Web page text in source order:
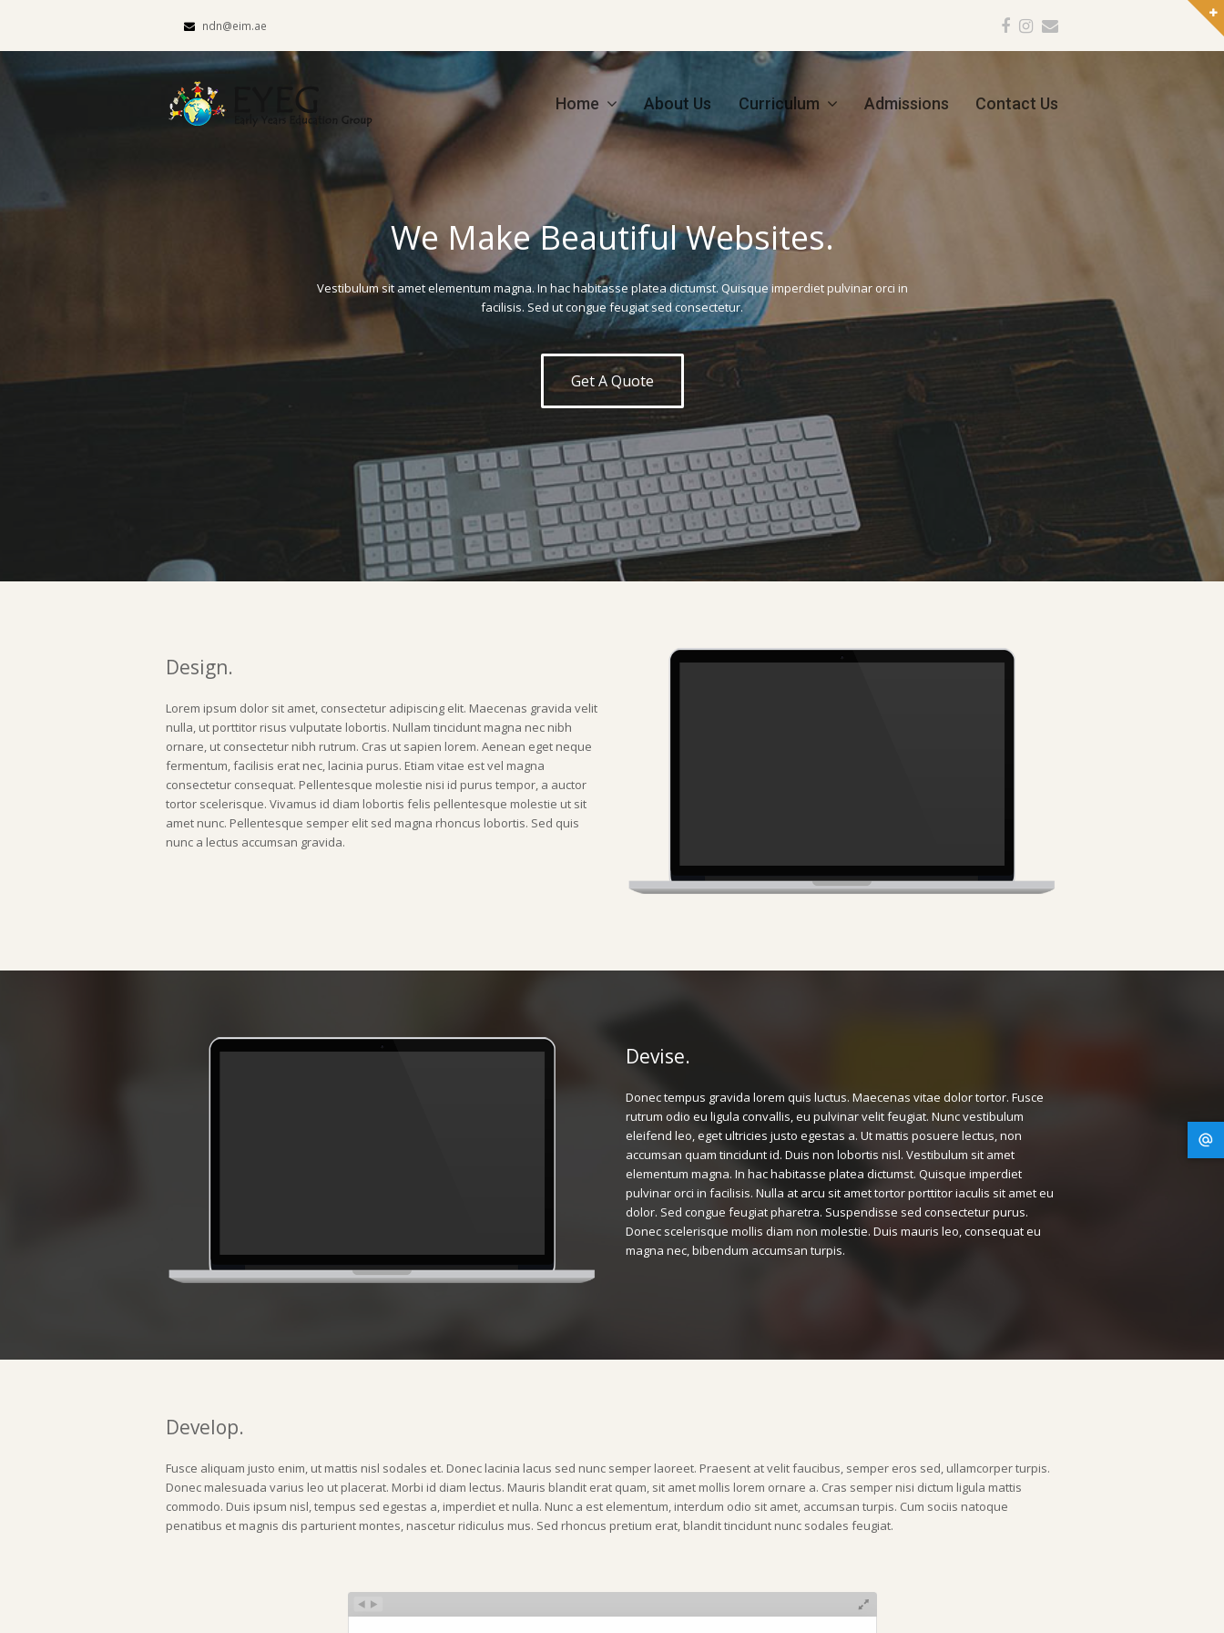
ndn@eim.ae Facebook
Instagram
Email
Home About Us Curriculum Admissions Contact Us
We Make Beautiful Websites.
Vestibulum sit amet elementum magna. In hac habitasse platea dictumst. Quisque imperdiet pulvinar orci in
facilisis. Sed ut congue feugiat sed consectetur.
Get A Quote
Design.
Lorem ipsum dolor sit amet, consectetur adipiscing elit. Maecenas gravida velit
nulla, ut porttitor risus vulputate lobortis. Nullam tincidunt magna nec nibh
ornare, ut consectetur nibh rutrum. Cras ut sapien lorem. Aenean eget neque
fermentum, facilisis erat nec, lacinia purus. Etiam vitae est vel magna
consectetur consequat. Pellentesque molestie nisi id purus tempor, a auctor
tortor scelerisque. Vivamus id diam lobortis felis pellentesque molestie ut sit
amet nunc. Pellentesque semper elit sed magna rhoncus lobortis. Sed quis
nunc a lectus accumsan gravida.
Devise.
Donec tempus gravida lorem quis luctus. Maecenas vitae dolor tortor. Fusce
rutrum odio eu ligula convallis, eu pulvinar velit feugiat. Nunc vestibulum
eleifend leo, eget ultricies justo egestas a. Ut mattis posuere lectus, non
accumsan quam tincidunt id. Duis non lobortis nisl. Vestibulum sit amet
elementum magna. In hac habitasse platea dictumst. Quisque imperdiet
pulvinar orci in facilisis. Nulla at arcu sit amet tortor porttitor iaculis sit amet eu
dolor. Sed congue feugiat pharetra. Suspendisse sed consectetur purus.
Donec scelerisque mollis diam non molestie. Duis mauris leo, consequat eu
magna nec, bibendum accumsan turpis.
Develop.
Fusce aliquam justo enim, ut mattis nisl sodales et. Donec lacinia lacus sed nunc semper laoreet. Praesent at velit faucibus, semper eros sed, ullamcorper turpis.
Donec malesuada varius leo ut placerat. Morbi id diam lectus. Mauris blandit erat quam, sit amet mollis lorem ornare a. Cras semper nisi dictum ligula mattis
commodo. Duis ipsum nisl, tempus sed egestas a, imperdiet et nulla. Nunc a est elementum, interdum odio sit amet, accumsan turpis. Cum sociis natoque
penatibus et magnis dis parturient montes, nascetur ridiculus mus. Sed rhoncus pretium erat, blandit tincidunt nunc sodales feugiat.